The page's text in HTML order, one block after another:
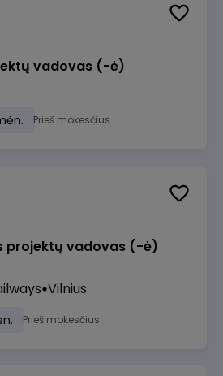
vadovas (-ė)
Prieš mokesčius
projektų vadovas (-ė)
Vilnius
Prieš mokesčius